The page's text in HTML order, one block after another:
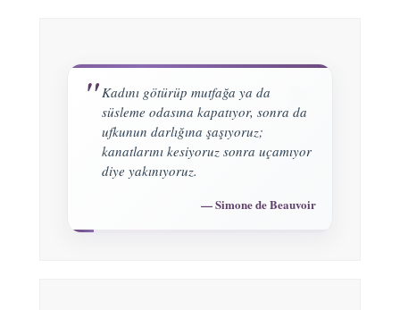
Kadını götürüp mutfağa ya da
süsleme odasına kapatıyor, sonra da
ufkunun darlığına şaşıyoruz;
kanatlarını kesiyoruz sonra uçamıyor
diye yakınıyoruz.
Simone de Beauvoir